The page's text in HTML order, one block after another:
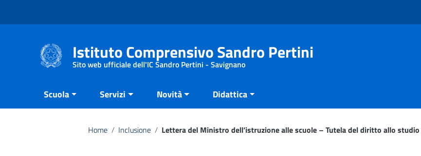
Istituto Comprensivo Sandro Pertini
Sito web ufficiale dell'IC Sandro Pertini - Savignano
Scuola Servizi Novità Didattica
Home / Inclusione / Lettera del Ministro dell’istruzione alle scuole – Tutela del diritto allo